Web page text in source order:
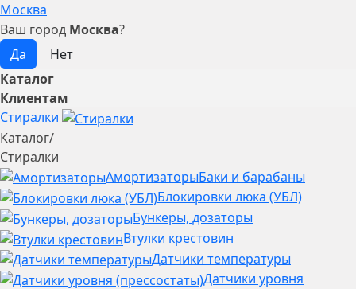
Москва
Ваш город Москва?
Каталог
Клиентам
Стиралки
Каталог/
Стиралки
АмортизаторыБаки и барабаны
Блокировки люка (УБЛ)
Бункеры, дозаторы
Втулки крестовин
Датчики температуры
Датчики уровня